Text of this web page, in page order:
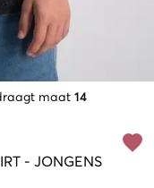
maat 14
- JONGENS